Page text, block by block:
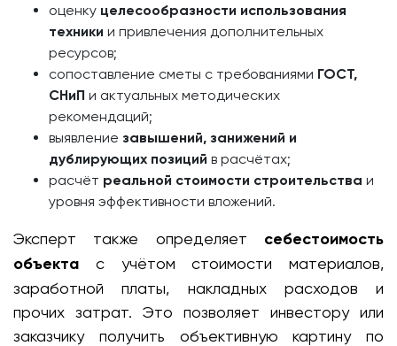
оценку целесообразности использования
техники и привлечения дополнительных
ресурсов;
сопоставление сметы с требованиями ГОСТ,
СНиП и актуальных методических
рекомендаций;
выявление завышений, занижений и
дублирующих позиций в расчётах;
расчёт реальной стоимости строительства и
уровня эффективности вложений.
Эксперт также определяет себестоимость
объекта с учётом стоимости материалов,
заработной платы, накладных расходов и
прочих затрат. Это позволяет инвестору или
заказчику получить объективную картину по